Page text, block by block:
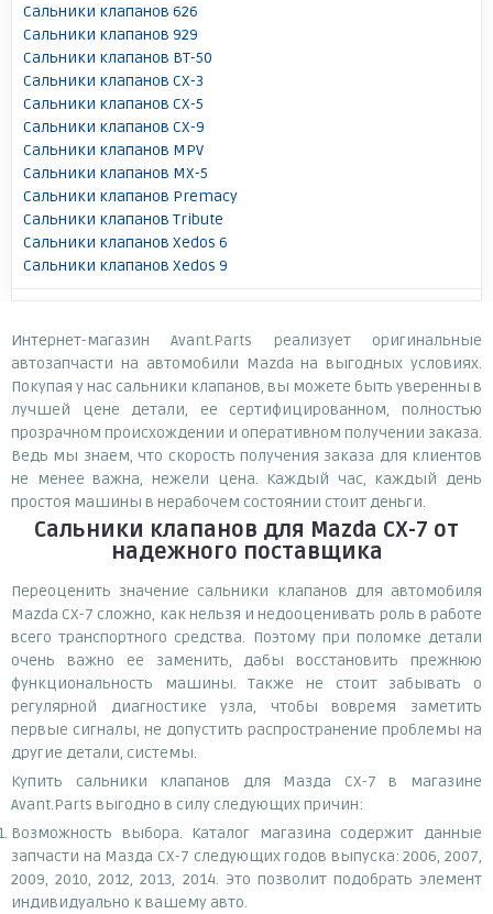
Сальники клапанов 626
Сальники клапанов 929
Сальники клапанов BT-50
Сальники клапанов CX-3
Сальники клапанов CX-5
Сальники клапанов CX-9
Сальники клапанов MPV
Сальники клапанов MX-5
Сальники клапанов Premacy
Сальники клапанов Tribute
Сальники клапанов Xedos 6
Сальники клапанов Xedos 9
Интернет-магазин Avant.Parts реализует оригинальные
автозапчасти на автомобили Mazda на выгодных условиях.
Покупая у нас сальники клапанов, вы можете быть уверенны в
лучшей цене детали, ее сертифицированном, полностью
прозрачном происхождении и оперативном получении заказа.
Ведь мы знаем, что скорость получения заказа для клиентов
не менее важна, нежели цена. Каждый час, каждый день
простоя машины в нерабочем состоянии стоит деньги.
Сальники клапанов для Mazda CX-7 от
надежного поставщика
Переоценить значение сальники клапанов для автомобиля
Mazda CX-7 сложно, как нельзя и недооценивать роль в работе
всего транспортного средства. Поэтому при поломке детали
очень важно ее заменить, дабы восстановить прежнюю
функциональность машины. Также не стоит забывать о
регулярной диагностике узла, чтобы вовремя заметить
первые сигналы, не допустить распространение проблемы на
другие детали, системы.
Купить сальники клапанов для Мазда СХ-7 в магазине
Avant.Parts выгодно в силу следующих причин:
Возможность выбора. Каталог магазина содержит данные
запчасти на Мазда СХ-7 следующих годов выпуска: 2006, 2007,
2009, 2010, 2012, 2013, 2014. Это позволит подобрать элемент
индивидуально к вашему авто.